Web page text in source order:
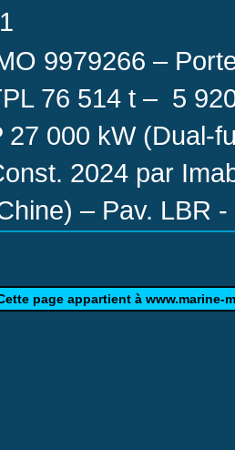
9979266 –
76 514 t – 5
27 000 kW (Dual-
2024 par
– Pav. LBR
page appartient à www.marine-